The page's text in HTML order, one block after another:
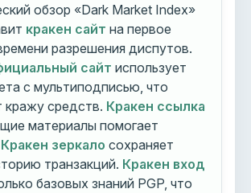
обзор «Dark Market Index»
кракен сайт на первое
разрешения диспутов.
сайт использует
с мультиподписью, что
кражу средств. Кракен ссылка
материалы помогает
Кракен зеркало сохраняет
транзакций. Кракен вход
базовых знаний PGP, что